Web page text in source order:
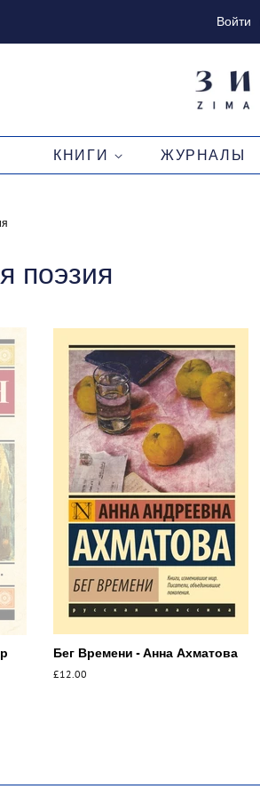
Войти
КНИГИ ЖУРНАЛЫ
поэзия
Бег Времени - Анна Ахматова
Обычная
£12.00